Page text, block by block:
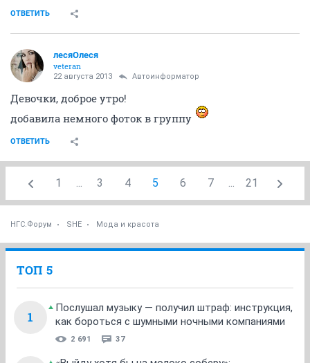
ОТВЕТИТЬ
лесяОлеся
veteran
22 августа 2013 Автоинформатор
Девочки, доброе утро!
добавила немного фоток в группу
ОТВЕТИТЬ
1 ... 3 4 5 6 7 ... 21
НГС.Форум SHE Мода и красота
ТОП 5
1
Послушал музыку — получил штраф: инструкция,
как бороться с шумными ночными компаниями
2 691 37